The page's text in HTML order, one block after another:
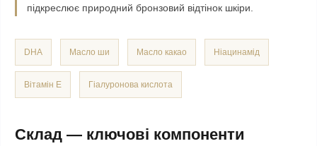
підкреслює природний бронзовий відтінок шкіри.
DHA Масло ши Масло какао Ніацинамід
Вітамін E Гіалуронова кислота
Склад — ключові компоненти